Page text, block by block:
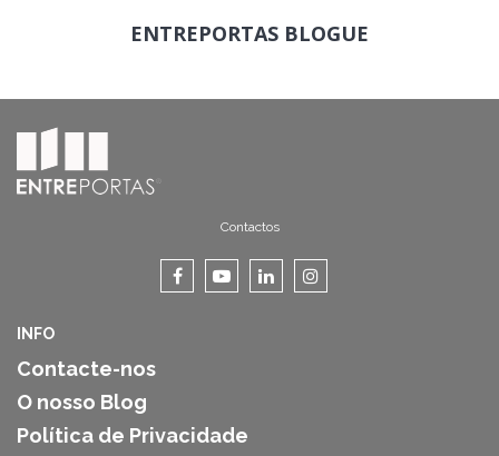
ENTREPORTAS BLOGUE
Contactos
INFO
Contacte-nos
O nosso Blog
Política de Privacidade